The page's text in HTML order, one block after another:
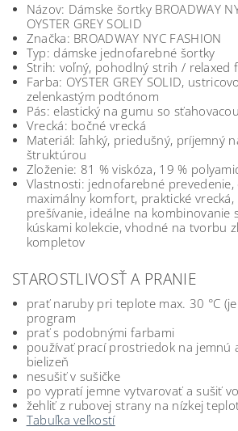
Názov: Dámske šortky BROADWAY
OYSTER GREY SOLID
Značka: BROADWAY NYC FASHION
Typ: dámske jednofarebné šortky
Strih: voľný, pohodlný strih / relaxed
Farba: OYSTER GREY SOLID,
zelenkastým podtónom
Pás: elastický na gumu so
Vrecká: bočné vrecká
Materiál: ľahký, priedušný, príjemný
štruktúrou
Zloženie: 81 % viskóza, 19 %
Vlastnosti: jednofarebné prevedenie,
maximálny komfort, praktické
prešívanie, ideálne na kombinovanie
kúskami kolekcie, vhodné na tvorbu
kompletov
STAROSTLIVOSŤ A PRANIE
prať naruby pri teplote max. 30 °C
program
prať s podobnými farbami
používať prací prostriedok na jemnú
bielizeň
nesušiť v sušičke
po vypratí jemne vytvarovať a sušiť
žehliť z rubovej strany na nízkej
Tabuľka veľkostí